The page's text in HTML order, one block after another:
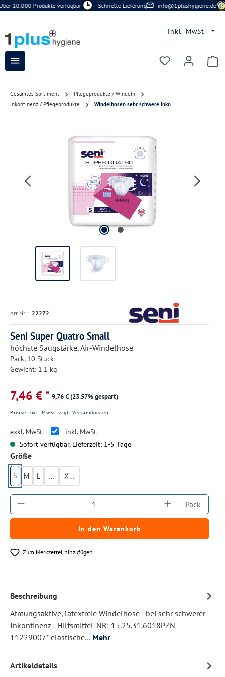
Zum Hauptinhalt springen
10.000 Produkte verfügbar Schnelle Lieferung info@1plushygiene.de
inkl. MwSt.
Du hast 0
Gesamtes Sortiment
Pflegeprodukte / Windeln
Inkontinenz / Pflegeprodukte
Windelhosen sehr schwere Inko
Art.Nr.: 22272
Seni Super Quatro Small
höchste Saugstärke, Air-Windelhose
Pack, 10 Stück
Gewicht: 1.1 kg
7,46 € * 9,76 €(23.57% gespart)
Preise inkl. MwSt. zzgl. Versandkosten
exkl. MwSt.
inkl. MwSt.
Sofort verfügbar, Lieferzeit: 1-5 Tage
Größeauswählen
S M L XL XXL
Produkt Anzahl: Gib den gewünschtenPack
In den Warenkorb
Zum Merkzettel hinzufügen
Beschreibung
Atmungsaktive, latexfreie Windelhose - bei sehr schwerer
Inkontinenz - Hilfsmittel-NR: 15.25.31.6018PZN
11229007* elastische… Mehr
Artikeldetails